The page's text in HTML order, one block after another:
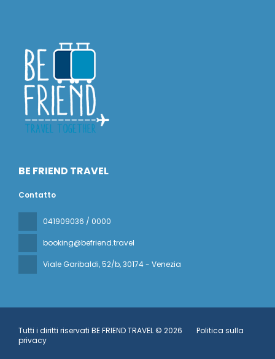
BE FRIEND TRAVEL
Contatto
041909036 / 0000
booking@befriend.travel
Viale Garibaldi, 52/b, 30174 - Venezia
Tutti i diritti riservati BE FRIEND TRAVEL © 2026
Politica sulla
privacy